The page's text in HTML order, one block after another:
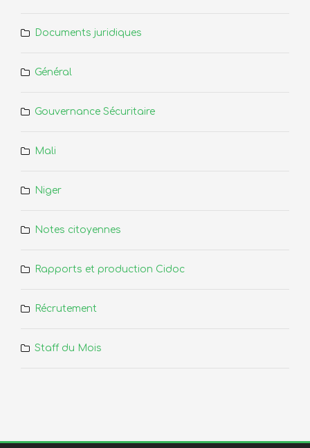
Documents juridiques
Général
Gouvernance Sécuritaire
Mali
Niger
Notes citoyennes
Rapports et production Cidoc
Récrutement
Staff du Mois